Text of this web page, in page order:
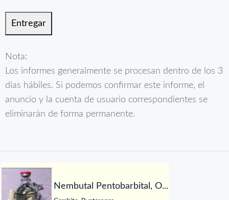
Nota:
Los informes generalmente se procesan dentro de los 3
días hábiles. Si podemos confirmar este informe, el
anuncio y la cuenta de usuario correspondientes se
eliminarán de forma permanente.
Nembutal Pentobarbital, O...